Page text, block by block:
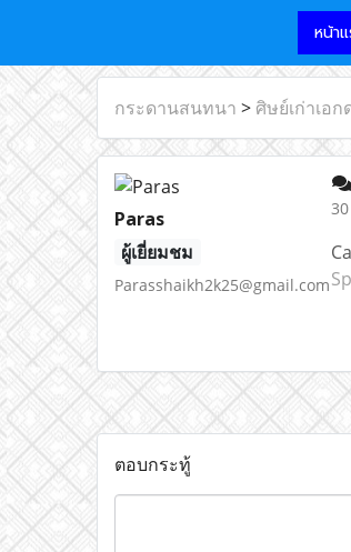
หน้า
กระดานสนทนา > ศิษย์เก่าเอ
Paras
ผู้เยี่ยมชม
Parasshaikh2k25@gmail.com
ตอบกระทู้